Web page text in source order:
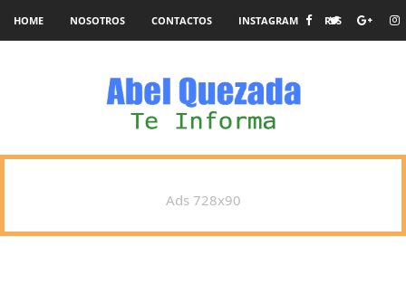
HOME NOSOTROS CONTACTOS INSTAGRAM RSS
Ads 728x90